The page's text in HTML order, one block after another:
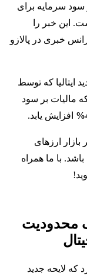
سود سرمایه برای
این خبر را
خبری در پالازو
ایتالیا که توسط
مالیات بر سود
افزایش یابد.
بازار ارزهای
باشد. با ما همراه
محدودیت
که لایحه جدید